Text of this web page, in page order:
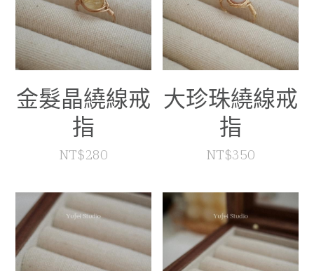
金髮晶繞線戒
指
NT$280
大珍珠繞線戒
指
NT$350